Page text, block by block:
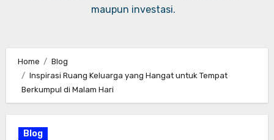
maupun investasi.
Home
Blog
Inspirasi Ruang Keluarga yang Hangat untuk Tempat
Berkumpul di Malam Hari
Blog